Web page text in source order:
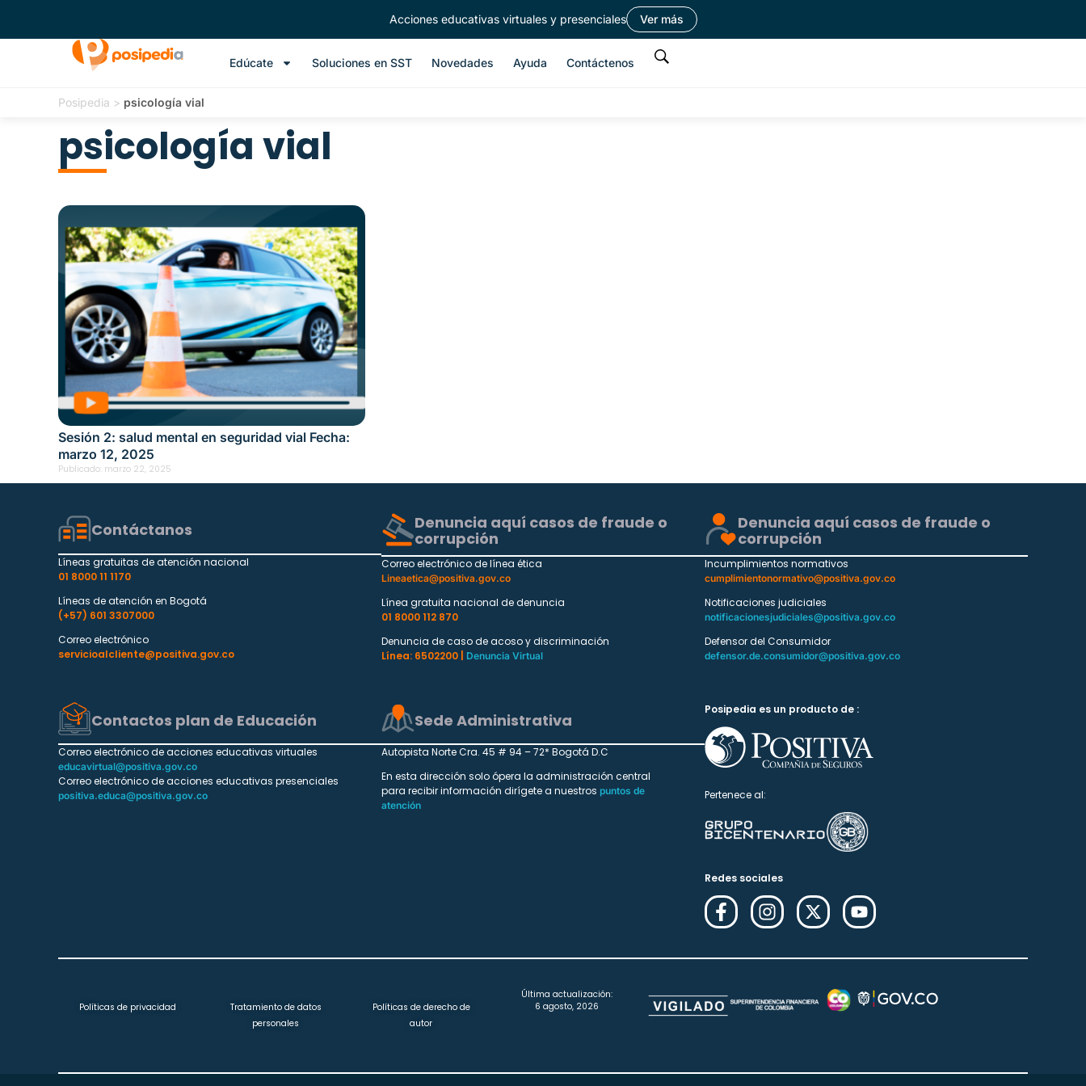
Acciones educativas virtuales y presenciales Ver más
Edúcate Soluciones en SST Novedades Ayuda Contáctenos
Posipedia > psicología vial
psicología vial
Sesión 2: salud mental en seguridad vial Fecha:
marzo 12, 2025
Publicado: marzo 22, 2025
Contáctanos
Líneas gratuitas de atención nacional
01 8000 11 1170
Líneas de atención en Bogotá
(+57) 601 3307000
Correo electrónico
servicioalcliente@positiva.gov.co
Denuncia aquí casos de fraude o
corrupción
Correo electrónico de línea ética
Lineaetica@positiva.gov.co
Línea gratuita nacional de denuncia
01 8000 112 870
Denuncia de caso de acoso y discriminación
Línea: 6502200 |
Denuncia Virtual
Denuncia aquí casos de fraude o
corrupción
Incumplimientos normativos
cumplimientonormativo@positiva.gov.co
Notificaciones judiciales
notificacionesjudiciales@positiva.gov.co
Defensor del Consumidor
defensor.de.consumidor@positiva.gov.co
Contactos plan de Educación
Correo electrónico de acciones educativas virtuales
educavirtual@positiva.gov.co
Correo electrónico de acciones educativas presenciales
positiva.educa@positiva.gov.co
Sede Administrativa
Autopista Norte Cra. 45 # 94 – 72* Bogotá D.C
En esta dirección solo ópera la administración central
para recibir información dirígete a nuestros puntos de
atención
Posipedia es un producto de :
Pertenece al:
Redes sociales
Políticas de privacidad
Tratamiento de datos
personales
Políticas de derecho de
autor
Última actualización:
6 agosto, 2026